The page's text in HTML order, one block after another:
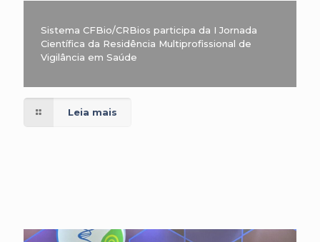
Sistema CFBio/CRBios participa da I Jornada
Científica da Residência Multiprofissional de
Vigilância em Saúde
Leia mais